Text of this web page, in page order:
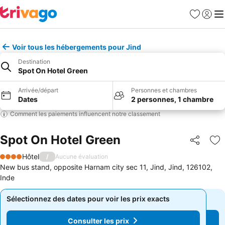
Favoris
Se
Voir tous les hébergements pour Jind
Destination
Spot On Hotel Green
Arrivée/départ
Dates
Personnes et chambres
2 personnes, 1 chambre
Comment les paiements influencent notre classement
Spot On Hotel Green Partager
4 Étoiles
Hôtel / Aucune évaluation
New bus stand, opposite Harnam city sec 11, Jind, Jind, 126102,
Inde
Sélectionnez des dates pour voir les prix exacts
Consulter les prix
Sélectionnez des dates pour voir les prix exacts
Consulter les prix